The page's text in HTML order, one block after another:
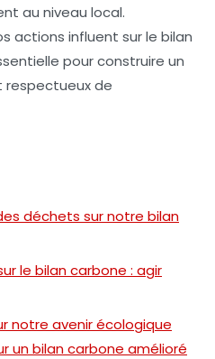
au niveau local.
actions influent sur le bilan
pour construire un
respectueux de
déchets sur notre bilan
le bilan carbone : agir
notre avenir écologique
un bilan carbone amélioré